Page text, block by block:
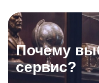
Почему
сервис?